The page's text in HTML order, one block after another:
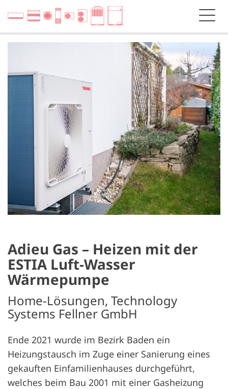
Adieu Gas – Heizen mit der
ESTIA Luft-Wasser
Wärmepumpe
Home-Lösungen, Technology
Systems Fellner GmbH
Ende 2021 wurde im Bezirk Baden ein
Heizungstausch im Zuge einer Sanierung eines
gekauften Einfamilienhauses durchgeführt,
welches beim Bau 2001 mit einer Gasheizung